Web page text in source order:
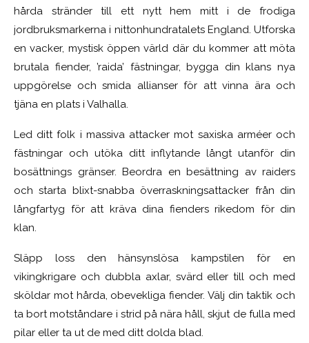
hårda stränder till ett nytt hem mitt i de frodiga
jordbruksmarkerna i nittonhundratalets England. Utforska
en vacker, mystisk öppen värld där du kommer att möta
brutala fiender, ’raida’ fästningar, bygga din klans nya
uppgörelse och smida allianser för att vinna ära och
tjäna en plats i Valhalla.
Led ditt folk i massiva attacker mot saxiska arméer och
fästningar och utöka ditt inflytande långt utanför din
bosättnings gränser. Beordra en besättning av raiders
och starta blixt-snabba överraskningsattacker från din
långfartyg för att kräva dina fienders rikedom för din
klan.
Släpp loss den hänsynslösa kampstilen för en
vikingkrigare och dubbla axlar, svärd eller till och med
sköldar mot hårda, obevekliga fiender. Välj din taktik och
ta bort motståndare i strid på nära håll, skjut de fulla med
pilar eller ta ut de med ditt dolda blad.